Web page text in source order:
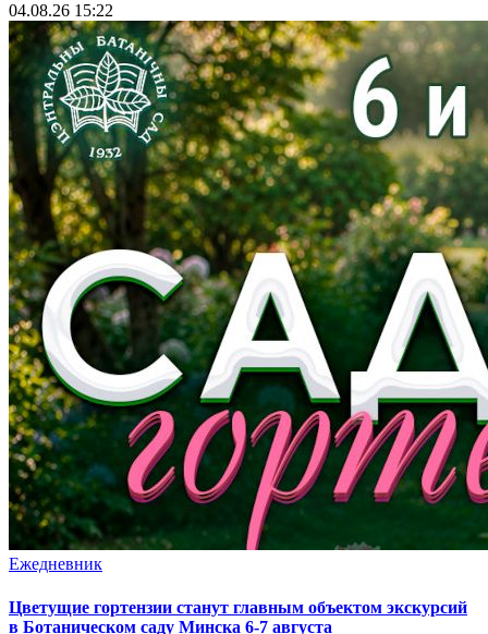
04.08.26 15:22
Ежедневник
Цветущие гортензии станут главным объектом экскурсий
в Ботаническом саду Минска 6-7 августа